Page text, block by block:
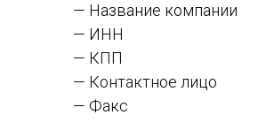
— Название компании
— ИНН
— КПП
— Контактное лицо
— Факс